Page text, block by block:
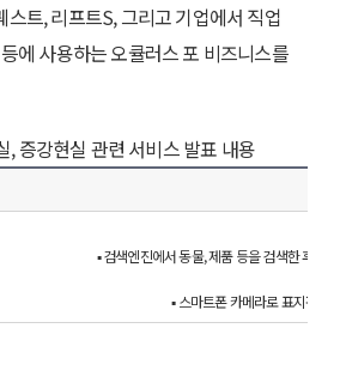
트, 리프트S, 그리고 기업에서 직업
에 사용하는 오큘러스 포 비즈니스를
, 증강현실 관련 서비스 발표 내용
▪ 검색엔진에서 동물, 제품 등을 검색한 후
▪ 스마트폰 카메라로 표지판,